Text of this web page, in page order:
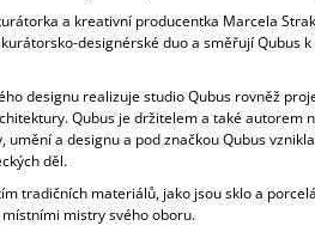
a kreativní producentka Marcela
designérské duo a směřují Qubus k
designu realizuje studio Qubus rovněž
Qubus je držitelem a také autorem
a designu a pod značkou Qubus
děl.
tradičních materiálů, jako jsou sklo a
mistry svého oboru.